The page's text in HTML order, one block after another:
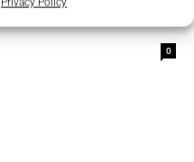
Privacy Policy
0